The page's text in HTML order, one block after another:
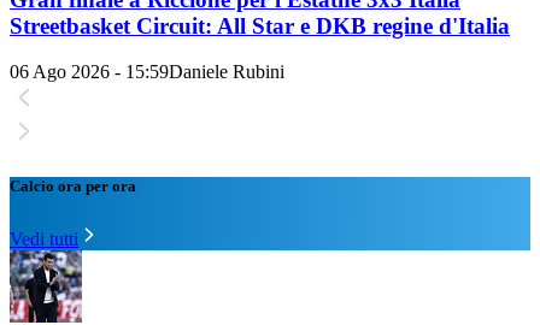
Streetbasket Circuit: All Star e DKB regine d'Italia
06 Ago 2026 - 15:59Daniele Rubini
Calcio ora per ora
Vedi tutti